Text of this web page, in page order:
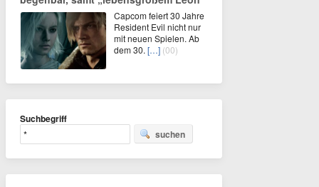
Capcom feiert 30 Jahre
Resident Evil nicht nur
mit neuen Spielen. Ab
dem 30. […] (00)
Suchbegriff
suchen